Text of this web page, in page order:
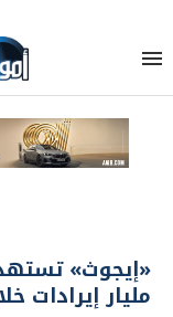
مليار إيرادات خلال 2026-